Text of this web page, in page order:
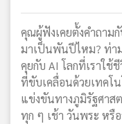
คุณผู้ฟังเคยตั้งคำถาม
มาเป็นพันปีไหม? ท่าม
คุยกับ AI โลกที่เราใช้
ที่ขับเคลื่อนด้วยเทคโ
แข่งขันทางภูมิรัฐศาส
ทุก ๆ เช้า วันพระ หรื